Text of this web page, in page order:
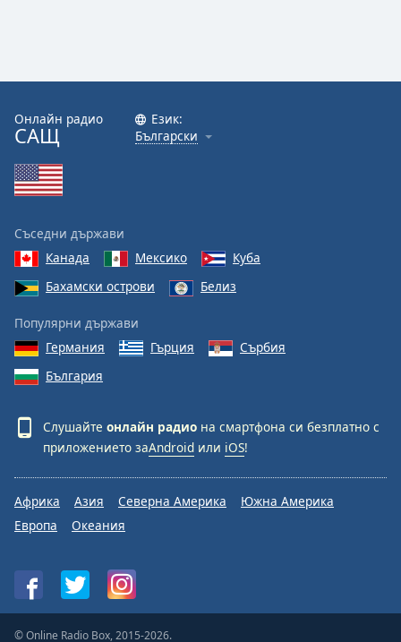
Онлайн радио
САЩ
Език:
Български
Съседни държави
Канада
Мексико
Куба
Бахамски острови
Белиз
Популярни държави
Германия
Гърция
Сърбия
България
Слушайте онлайн радио на смартфона си безплатно с
приложението заAndroid или iOS!
Африка Азия Северна Америка
Южна Америка
Европа
Океания
© Online Radio Box, 2015-2026.